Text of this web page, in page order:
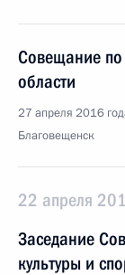
Совещание по
области
27 апреля 2016
Благовещенск
22 апреля
Заседание
культуры и